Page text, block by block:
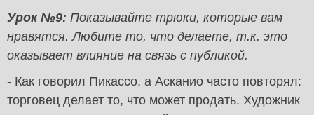
Урок №9: Показывайте трюки, которые вам
нравятся. Любите то, что делаете, т.к. это
оказывает влияние на связь с публикой.
- Как говорил Пикассо, а Асканио часто повторял:
торговец делает то, что может продать. Художник